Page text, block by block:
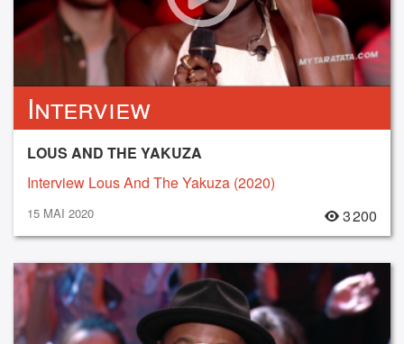
Interview
LOUS AND THE YAKUZA
Interview Lous And The Yakuza (2020)
15 MAI 2020 3 200